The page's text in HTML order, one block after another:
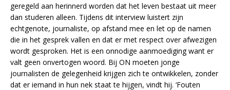
geregeld aan herinnerd worden dat het leven bestaat uit meer
dan studeren alleen. Tijdens dit interview luistert zijn
echtgenote, journaliste, op afstand mee en let op de namen
die in het gesprek vallen en dat er met respect over afwezigen
wordt gesproken. Het is een onnodige aanmoediging want er
valt geen onvertogen woord. Bij ON moeten jonge
journalisten de gelegenheid krijgen zich te ontwikkelen, zonder
dat er iemand in hun nek staat te hijgen, vindt hij. ‘Fouten